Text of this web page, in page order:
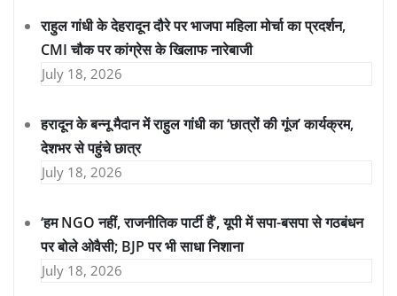
राहुल गांधी के देहरादून दौरे पर भाजपा महिला मोर्चा का प्रदर्शन,
CMI चौक पर कांग्रेस के खिलाफ नारेबाजी
July 18, 2026
हरादून के बन्नू मैदान में राहुल गांधी का ‘छात्रों की गूंज’ कार्यक्रम,
देशभर से पहुंचे छात्र
July 18, 2026
‘हम NGO नहीं, राजनीतिक पार्टी हैं’, यूपी में सपा-बसपा से गठबंधन
पर बोले ओवैसी; BJP पर भी साधा निशाना
July 18, 2026